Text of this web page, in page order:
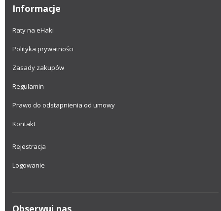
Informacje
Raty na eHaki
Polityka prywatności
Zasady zakupów
Regulamin
Prawo do odstapnienia od umowy
Kontakt
Rejestracja
Logowanie